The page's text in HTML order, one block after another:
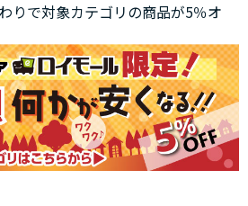
りで対象カテゴリの商品が5％オ